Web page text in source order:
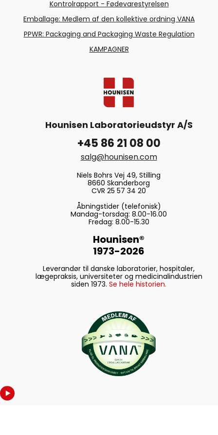
Kontrolrapport - Fødevarestyrelsen
Emballage: Medlem af den kollektive ordning VANA
PPWR: Packaging and Packaging Waste Regulation
KAMPAGNER
Hounisen Laboratorieudstyr A/S
+45 86 21 08 00
salg@hounisen.com
Niels Bohrs Vej 49, Stilling
8660 Skanderborg
CVR 25 57 34 20
Åbningstider (telefonisk)
Mandag-torsdag: 8.00-16.00
Fredag: 8.00-15.30
Hounisen®
1973-2026
Leverandør til danske laboratorier, hospitaler,
lægepraksis, universiteter og medicinalindustrien
siden 1973. Se hele historien.